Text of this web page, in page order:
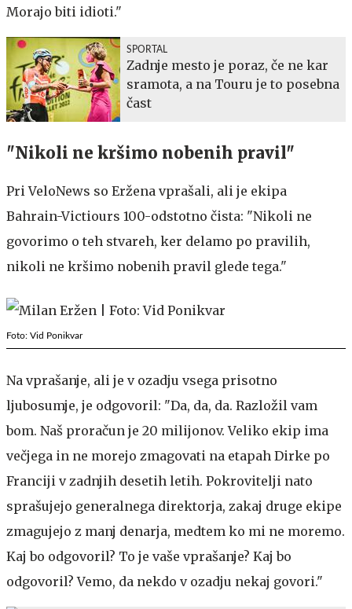
Morajo biti idioti."
SPORTAL
Zadnje mesto je poraz, če ne kar
sramota, a na Touru je to posebna
čast
"Nikoli ne kršimo nobenih pravil"
Pri VeloNews so Eržena vprašali, ali je ekipa
Bahrain-Victiours 100-odstotno čista: "Nikoli ne
govorimo o teh stvareh, ker delamo po pravilih,
nikoli ne kršimo nobenih pravil glede tega."
Foto: Vid Ponikvar
Na vprašanje, ali je v ozadju vsega prisotno
ljubosumje, je odgovoril: "Da, da, da. Razložil vam
bom. Naš proračun je 20 milijonov. Veliko ekip ima
večjega in ne morejo zmagovati na etapah Dirke po
Franciji v zadnjih desetih letih. Pokrovitelji nato
sprašujejo generalnega direktorja, zakaj druge ekipe
zmagujejo z manj denarja, medtem ko mi ne moremo.
Kaj bo odgovoril? To je vaše vprašanje? Kaj bo
odgovoril? Vemo, da nekdo v ozadju nekaj govori."